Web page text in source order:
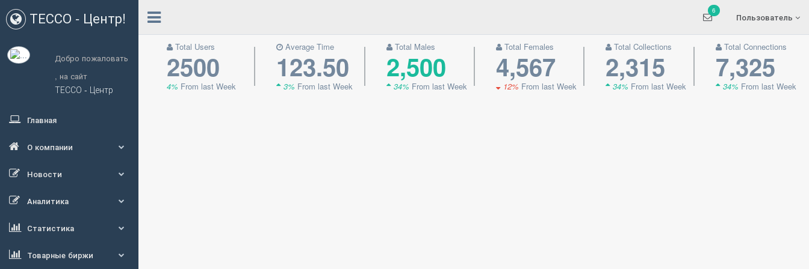
ТЕССО - Центр!
Добро пожаловать
, на сайт
ТЕССО - Центр
Главная
О компании
Новости
Аналитика
Статистика
Товарные биржи
Пользователь
6
Total Users
2500
4% From last Week
Average Time
123.50
3% From last Week
Total Males
2,500
34% From last Week
Total Females
4,567
12% From last Week
Total Collections
2,315
34% From last Week
Total Connections
7,325
34% From last Week